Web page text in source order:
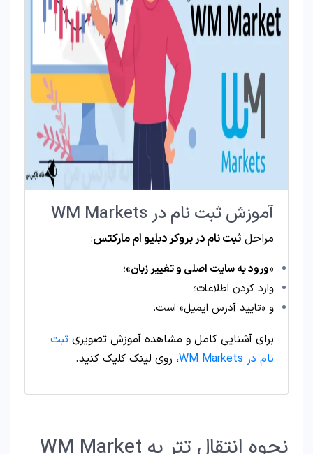
آموزش ثبت نام در WM Markets
مراحل ثبت نام در بروکر دبلیو ام مارکتس:
«ورود به سایت اصلی و تغییر زبان»؛
وارد کردن اطلاعات؛
و «تایید آدرس ایمیل» است.
برای آشنایی کامل و مشاهده آموزش تصویری ثبت
نام در WM Markets
، روی لینک کلیک کنید.
نحوه انتقال تتر به WM Market